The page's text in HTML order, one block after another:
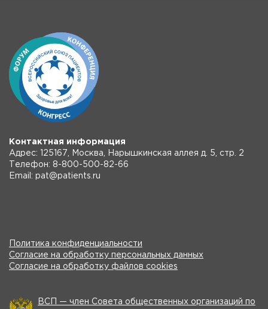
Контактная информация
Адрес: 125167, Москва, Нарышкинская аллея д. 5, стр. 2
Телефон: 8-800-500-82-66
Email: pat@patients.ru
Политика конфиденциальности
Согласие на обработку персональных данных
Согласие на обработку файлов cookies
ВСП — член Совета общественных организаций по